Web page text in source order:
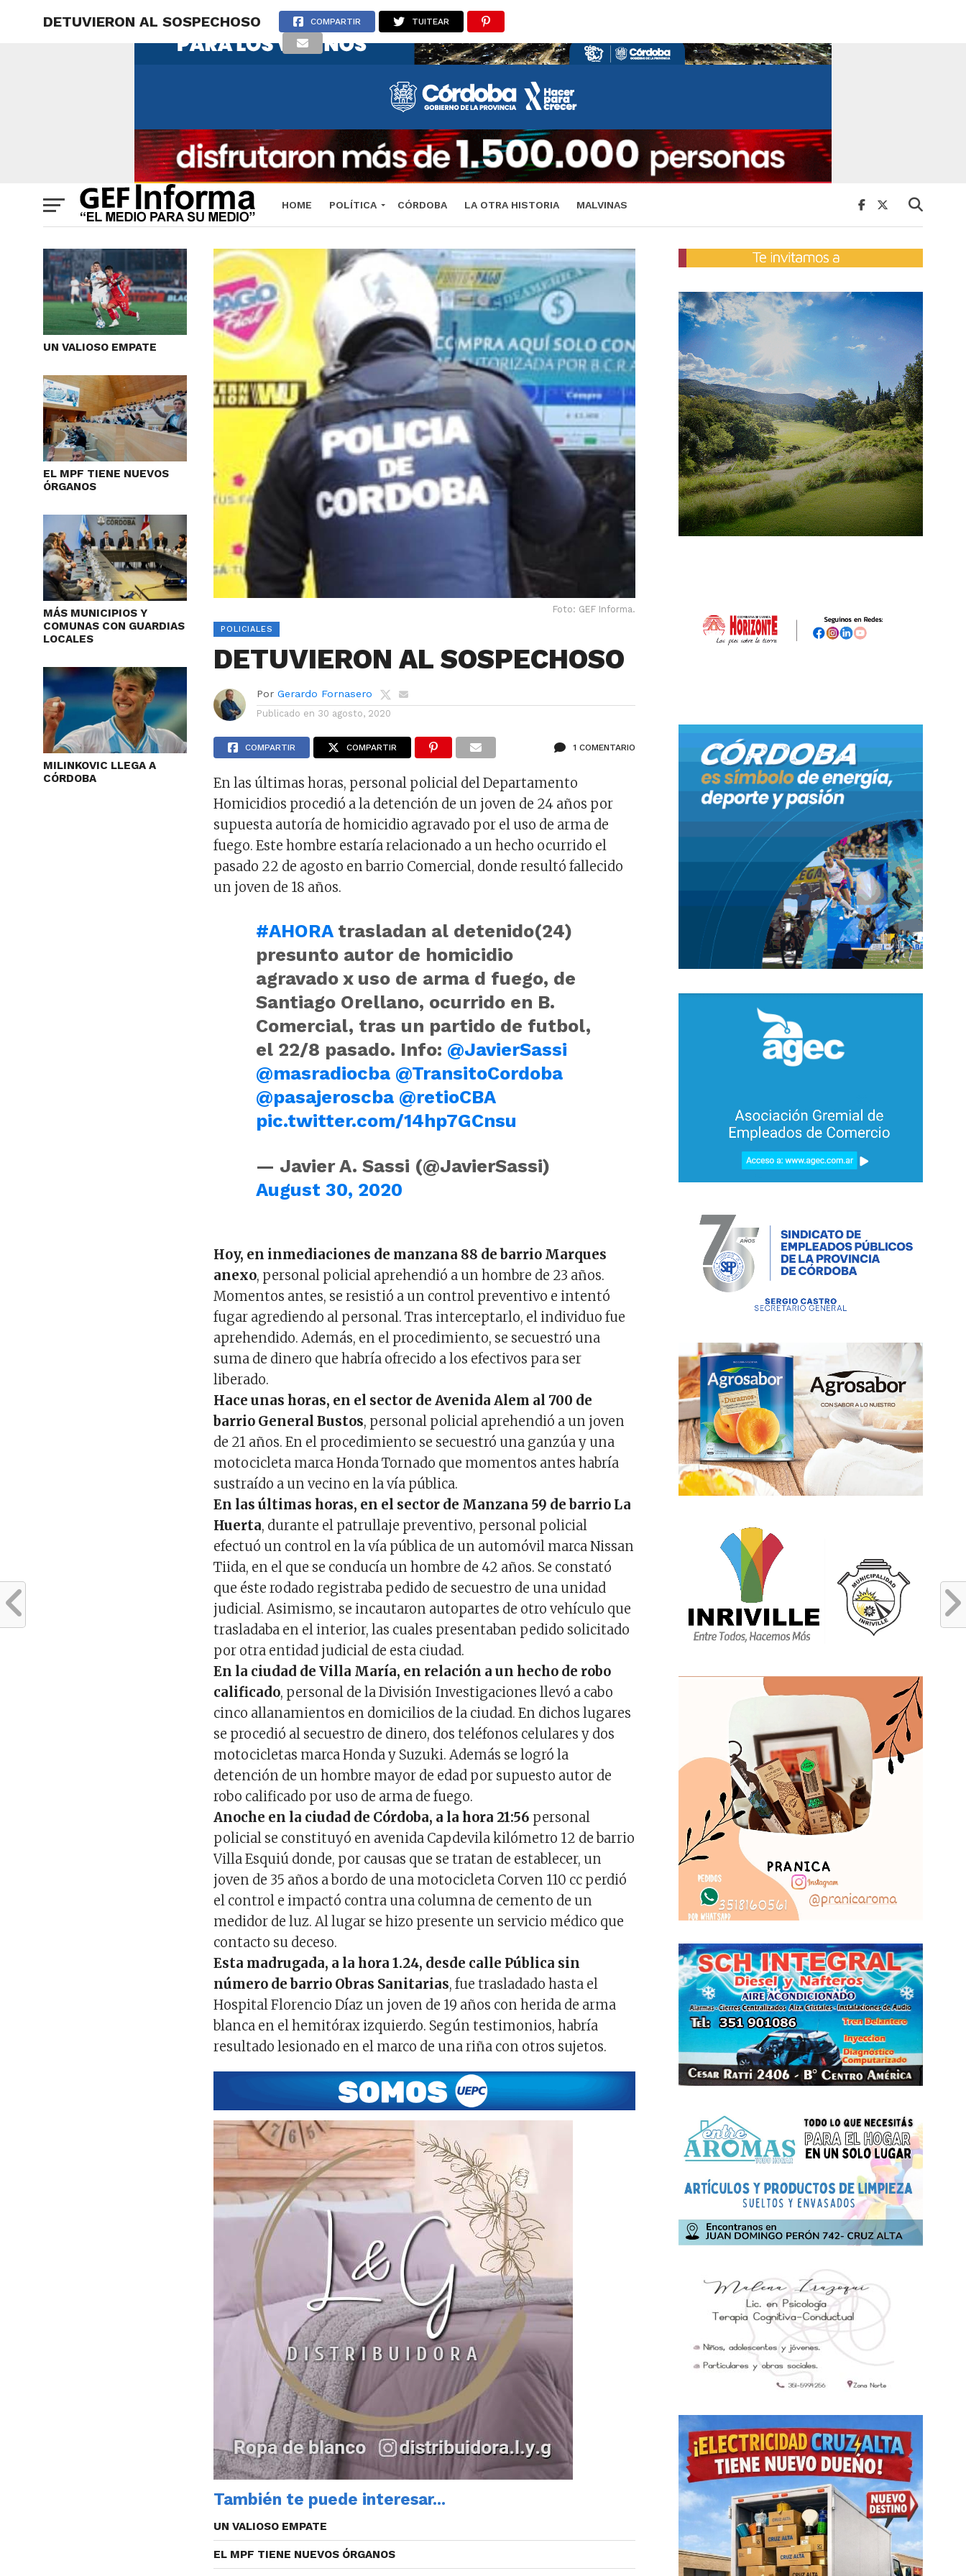
HOME POLÍTICA CÓRDOBA LA OTRA HISTORIA MALVINAS
DETUVIERON AL SOSPECHOSO COMPARTIR TUITEAR
UN VALIOSO EMPATE
EL MPF TIENE NUEVOS
ÓRGANOS
MÁS MUNICIPIOS Y
COMUNAS CON GUARDIAS
LOCALES
MILINKOVIC LLEGA A
CÓRDOBA
Foto: GEF Informa.
POLICIALES
DETUVIERON AL SOSPECHOSO
Por Gerardo Fornasero
Publicado en 30 agosto, 2020
COMPARTIR COMPARTIR 1 COMENTARIO
En las últimas horas, personal policial del Departamento
Homicidios procedió a la detención de un joven de 24 años por
supuesta autoría de homicidio agravado por el uso de arma de
fuego. Este hombre estaría relacionado a un hecho ocurrido el
pasado 22 de agosto en barrio Comercial, donde resultó fallecido
un joven de 18 años.
#AHORAtrasladan al detenido(24)
presunto autor de homicidio
agravado x uso de arma d fuego, de
Santiago Orellano, ocurrido en B.
Comercial, tras un partido de futbol,
el 22/8 pasado. Info: @JavierSassi
@masradiocba @TransitoCordoba
@pasajeroscba @retioCBA
pic.twitter.com/14hp7GCnsu
— Javier A. Sassi (@JavierSassi)
August 30, 2020
Hoy, en inmediaciones de manzana 88 de barrio Marques
anexo, personal policial aprehendió a un hombre de 23 años.
Momentos antes, se resistió a un control preventivo e intentó
fugar agrediendo al personal. Tras interceptarlo, el individuo fue
aprehendido. Además, en el procedimiento, se secuestró una
suma de dinero que habría ofrecido a los efectivos para ser
liberado.
Hace unas horas, en el sector de Avenida Alem al 700 de
barrio General Bustos, personal policial aprehendió a un joven
de 21 años. En el procedimiento se secuestró una ganzúa y una
motocicleta marca Honda Tornado que momentos antes habría
sustraído a un vecino en la vía pública.
En las últimas horas, en el sector de Manzana 59 de barrio La
Huerta, durante el patrullaje preventivo, personal policial
efectuó un control en la vía pública de un automóvil marca Nissan
Tiida, en el que se conducía un hombre de 42 años. Se constató
que éste rodado registraba pedido de secuestro de una unidad
judicial. Asimismo, se incautaron autopartes de otro vehículo que
trasladaba en el interior, las cuales presentaban pedido solicitado
por otra entidad judicial de esta ciudad.
En la ciudad de Villa María, en relación a un hecho de robo
calificado, personal de la División Investigaciones llevó a cabo
cinco allanamientos en domicilios de la ciudad. En dichos lugares
se procedió al secuestro de dinero, dos teléfonos celulares y dos
motocicletas marca Honda y Suzuki. Además se logró la
detención de un hombre mayor de edad por supuesto autor de
robo calificado por uso de arma de fuego.
Anoche en la ciudad de Córdoba, a la hora 21:56 personal
policial se constituyó en avenida Capdevila kilómetro 12 de barrio
Villa Esquiú donde, por causas que se tratan de establecer, un
joven de 35 años a bordo de una motocicleta Corven 110 cc perdió
el control e impactó contra una columna de cemento de un
medidor de luz. Al lugar se hizo presente un servicio médico que
contacto su deceso.
Esta madrugada, a la hora 1.24, desde calle Pública sin
número de barrio Obras Sanitarias, fue trasladado hasta el
Hospital Florencio Díaz un joven de 19 años con herida de arma
blanca en el hemitórax izquierdo. Según testimonios, habría
resultado lesionado en el marco de una riña con otros sujetos.
También te puede interesar...
UN VALIOSO EMPATE
EL MPF TIENE NUEVOS ÓRGANOS